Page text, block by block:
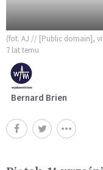
(fot. AJ // [Public domain],
7 lat temu
Bernard Brien